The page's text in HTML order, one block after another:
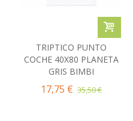
TRIPTICO PUNTO
COCHE 40X80 PLANETA
GRIS BIMBI
17,75 € 35,50 €